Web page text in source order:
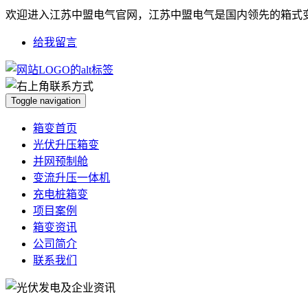
欢迎进入江苏中盟电气官网，江苏中盟电气是国内领先的箱式
给我留言
Toggle navigation
箱变首页
光伏升压箱变
并网预制舱
变流升压一体机
充电桩箱变
项目案例
箱变资讯
公司简介
联系我们